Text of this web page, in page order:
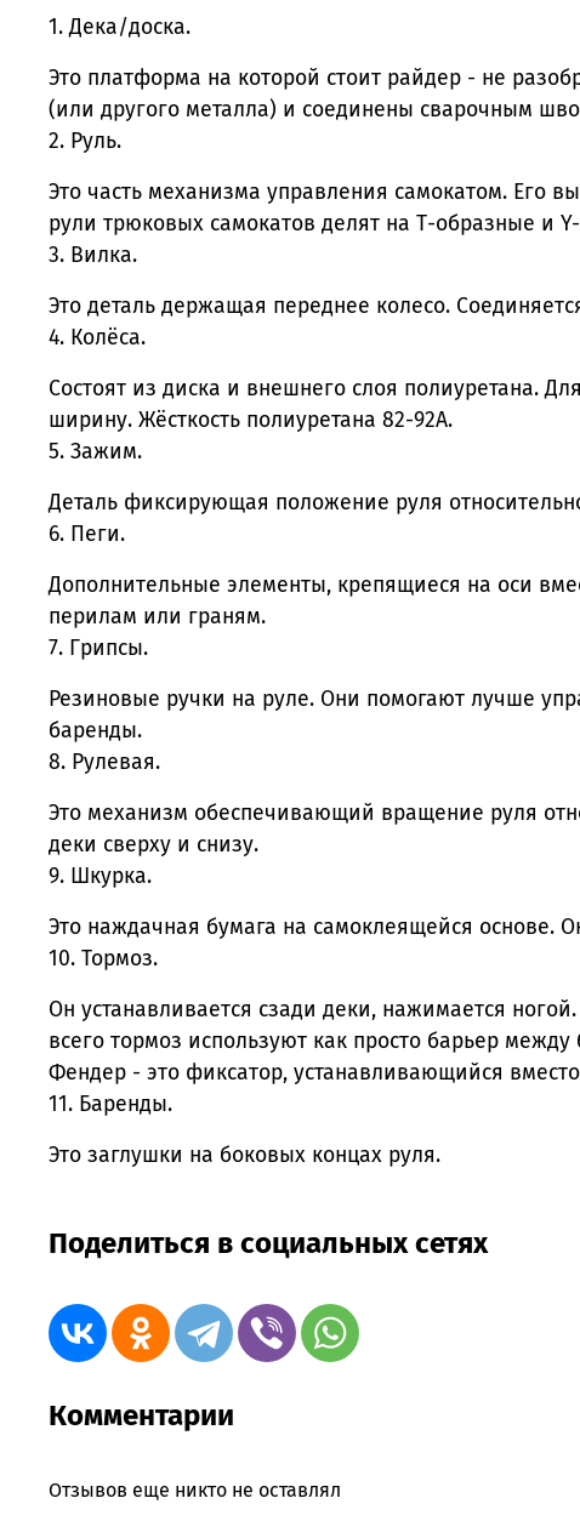
1. Дека/доска.
Это платформа на которой стоит райдер - не
(или другого металла) и соединены сварочным
2. Руль.
Это часть механизма управления самокатом. Его
рули трюковых самокатов делят на Т-образные и
3. Вилка.
Это деталь держащая переднее колесо.
4. Колёса.
Состоят из диска и внешнего слоя полиуретана.
ширину. Жёсткость полиуретана 82-92А.
5. Зажим.
Деталь фиксирующая положение руля
6. Пеги.
Дополнительные элементы, крепящиеся на оси
перилам или граням.
7. Грипсы.
Резиновые ручки на руле. Они помогают лучше
баренды.
8. Рулевая.
Это механизм обеспечивающий вращение руля
деки сверху и снизу.
9. Шкурка.
Это наждачная бумага на самоклеящейся основе.
10. Тормоз.
Он устанавливается сзади деки, нажимается
всего тормоз используют как просто барьер
Фендер - это фиксатор, устанавливающийся
11. Баренды.
Это заглушки на боковых концах руля.
Поделиться в социальных сетях
Комментарии
Отзывов еще никто не оставлял